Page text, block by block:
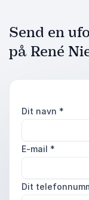
Send en
på René
Dit navn *
E-mail *
Dit